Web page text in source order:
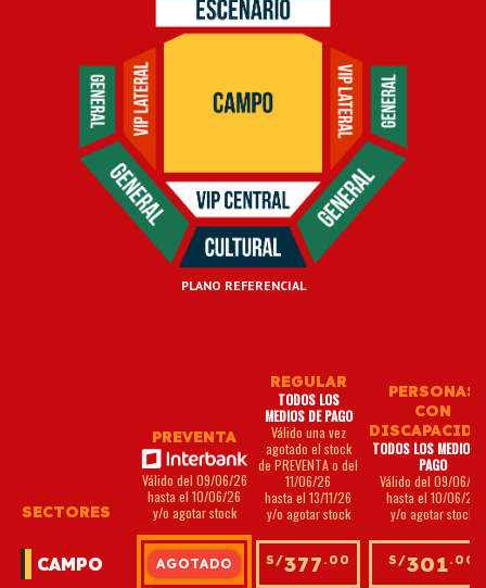
PLANO REFERENCIAL
SECTORES
PREVENTA
Válido del 09/06/26
hasta el 10/06/26
y/o agotar stock
REGULAR
TODOS LOS
MEDIOS DE PAGO
Válido una vez
agotado el stock
de PREVENTA o del
11/06/26
hasta el 13/11/26
y/o agotar stock
PERSONAS
CON
TODOS LOS MEDIOS
PAGO
Válido del 09/06/26
hasta el 10/06/26
y/o agotar stock
CAMPO S/320.00 S/377.00 S/301.00